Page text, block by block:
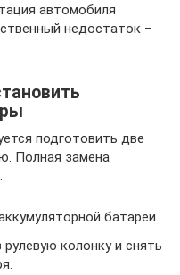
автомобиля
недостаток –
подготовить две
Полная замена
батареи.
колонку и снять